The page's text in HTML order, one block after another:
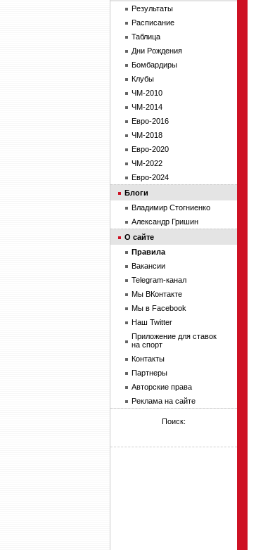
Результаты
Расписание
Таблица
Дни Рождения
Бомбардиры
Клубы
ЧМ-2010
ЧМ-2014
Евро-2016
ЧМ-2018
Евро-2020
ЧМ-2022
Евро-2024
Блоги
Владимир Стогниенко
Александр Гришин
О сайте
Правила
Вакансии
Telegram-канал
Мы ВКонтакте
Мы в Facebook
Наш Twitter
Приложение для ставок
на спорт
Контакты
Партнеры
Авторские права
Реклама на сайте
Поиск: